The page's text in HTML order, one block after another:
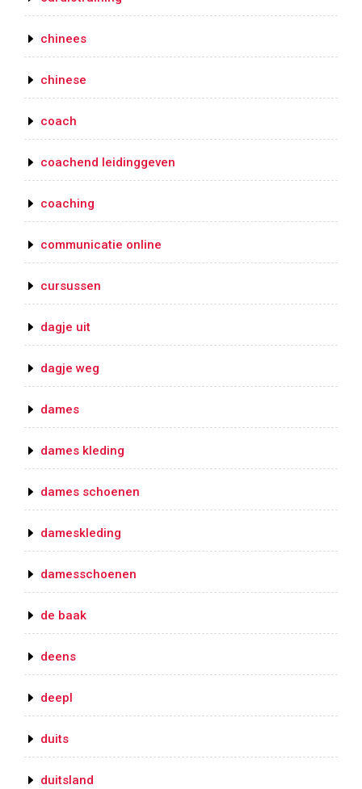
chinees
chinese
coach
coachend leidinggeven
coaching
communicatie online
cursussen
dagje uit
dagje weg
dames
dames kleding
dames schoenen
dameskleding
damesschoenen
de baak
deens
deepl
duits
duitsland